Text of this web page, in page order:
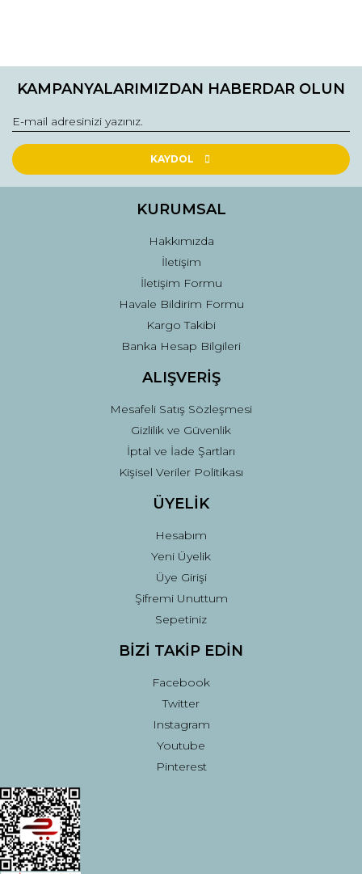
konularda yetersiz gördüğünüz noktaları öneri formunu
Görüş ve önerileriniz için teşekkür ederiz.
Ürün resmi kalitesiz, bozuk veya görüntülenemiyor.
Ürün açıklamasında eksik bilgiler bulunuyor.
Ürün fiyatı diğer sitelerden daha pahalı.
Gönder
KAMPANYALARIMIZDAN HABERDAR OLUN
KAYDOL
KURUMSAL
Hakkımızda
İletişim
İletişim Formu
Havale Bildirim Formu
Kargo Takibi
Banka Hesap Bilgileri
ALIŞVERİŞ
Mesafeli Satış Sözleşmesi
Gizlilik ve Güvenlik
İptal ve İade Şartları
Kişisel Veriler Politikası
ÜYELİK
Hesabım
Yeni Üyelik
Üye Girişi
Şifremi Unuttum
Sepetiniz
BİZİ TAKİP EDİN
Facebook
Twitter
Instagram
Youtube
Pinterest